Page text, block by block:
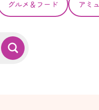
グルメ＆フード アミ